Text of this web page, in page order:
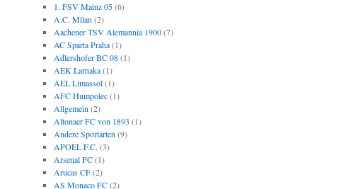
1. FSV Mainz 05(6)
A.C. Milan (2)
Aachener TSV Alemannia 1900(7)
AC Sparta Praha(1)
Adlershofer BC 08(1)
AEK Larnaka(1)
AEL Limassol(1)
AFC Humpolec(1)
Allgemein (2)
Altonaer FC von 1893 (1)
Andere Sportarten (9)
APOEL F.C. (3)
Arsenal FC(1)
Arucas CF(2)
AS Monaco FC(2)